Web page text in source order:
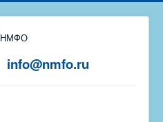
info@nmfo.ru